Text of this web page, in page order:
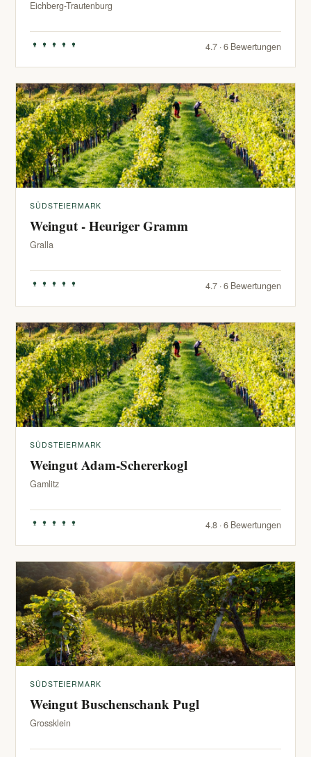
Eichberg-Trautenburg
4.7 · 6 Bewertungen
SÜDSTEIERMARK
Weingut - Heuriger Gramm
Gralla
4.7 · 6 Bewertungen
SÜDSTEIERMARK
Weingut Adam-Schererkogl
Gamlitz
4.8 · 6 Bewertungen
SÜDSTEIERMARK
Weingut Buschenschank Pugl
Grossklein